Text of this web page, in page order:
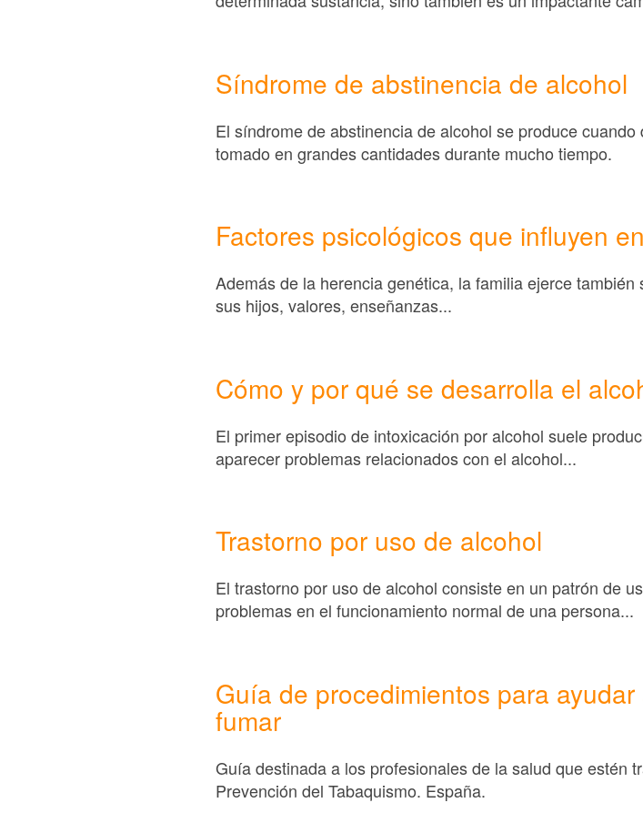
Síndrome de abstinencia de alcohol
El síndrome de abstinencia de alcohol se produce
tomado en grandes cantidades durante mucho tiempo.
Factores psicológicos que influyen
Además de la herencia genética, la familia ejerce
sus hijos, valores, enseñanzas...
Cómo y por qué se desarrolla el
El primer episodio de intoxicación por alcohol suele
aparecer problemas relacionados con el alcohol...
Trastorno por uso de alcohol
El trastorno por uso de alcohol consiste en un patrón de
problemas en el funcionamiento normal de una persona...
Guía de procedimientos para
fumar
Guía destinada a los profesionales de la salud que estén
Prevención del Tabaquismo. España.